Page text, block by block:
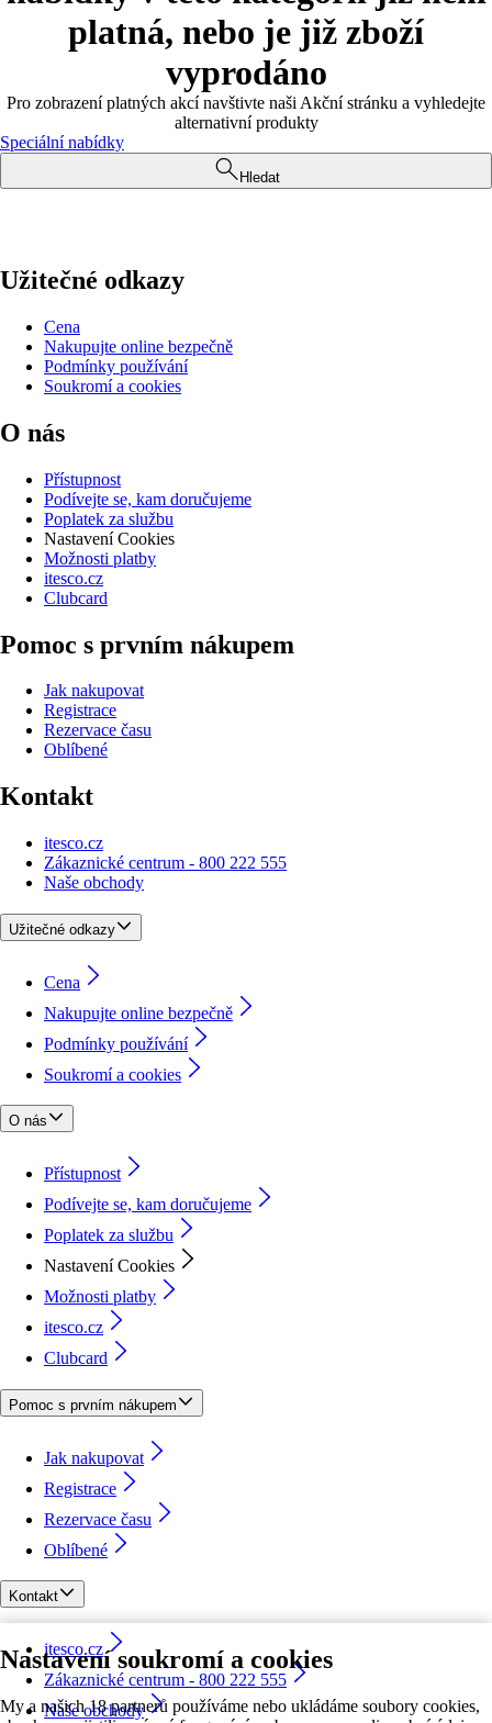
Nastavení soukromí a cookies
My a našich 18 partnerů používáme nebo ukládáme soubory cookies,
platná, nebo je již zboží
vyprodáno
Pro zobrazení platných akcí navštivte naši Akční stránku a vyhledejte
alternativní produkty
Speciální nabídky
Hledat
Užitečné odkazy
Cena
Nakupujte online bezpečně
Podmínky používání
Soukromí a cookies
O nás
Přístupnost
Podívejte se, kam doručujeme
Poplatek za službu
Nastavení Cookies
Možnosti platby
itesco.cz
Clubcard
Pomoc s prvním nákupem
Jak nakupovat
Registrace
Rezervace času
Oblíbené
Kontakt
itesco.cz
Zákaznické centrum - 800 222 555
Naše obchody
Užitečné odkazy
Cena
Nakupujte online bezpečně
Podmínky používání
Soukromí a cookies
O nás
Přístupnost
Podívejte se, kam doručujeme
Poplatek za službu
Nastavení Cookies
Možnosti platby
itesco.cz
Clubcard
Pomoc s prvním nákupem
Jak nakupovat
Registrace
Rezervace času
Oblíbené
Kontakt
itesco.cz
Zákaznické centrum - 800 222 555
Naše obchody